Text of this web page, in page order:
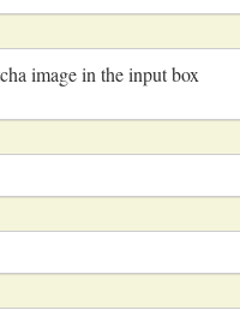
image in the input box